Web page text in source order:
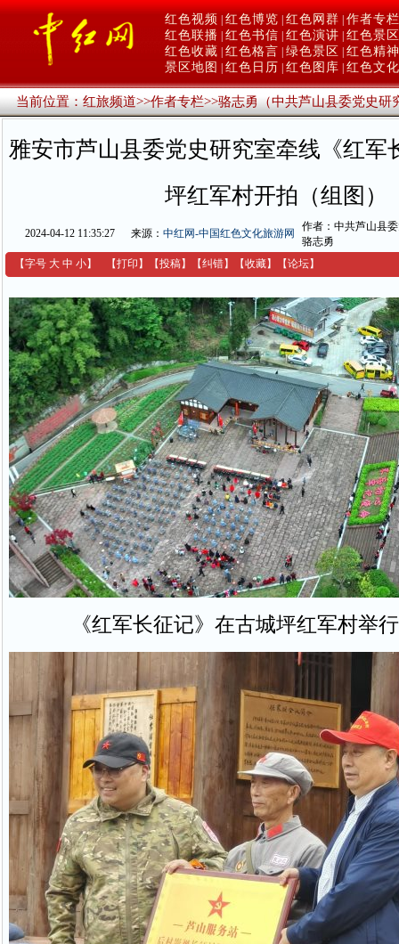
红色视频 红色博览 红色网群 作者专栏
红色联播 红色书信 红色演讲 红色景区
红色收藏 红色格言 绿色景区
红色精神
景区地图
红色日历 红色图库 红色文化
当前位置：红旅频道>>作者专栏>>骆志勇（中共芦山县委党史研
雅安市芦山县委党史研究室牵线《红军
坪红军村开拍（组图）
2024-04-12 11:35:27 来源： 中红网-中国红色文化旅游网
作者：中共芦山县
骆志勇
【字号 大 中 小】 【打印 】 【投稿】 【纠错】 【收藏】 【论坛】
《红军长征记》在古城坪红军村举